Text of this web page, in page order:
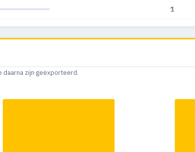
1
1
1
zijn geëxporteerd.